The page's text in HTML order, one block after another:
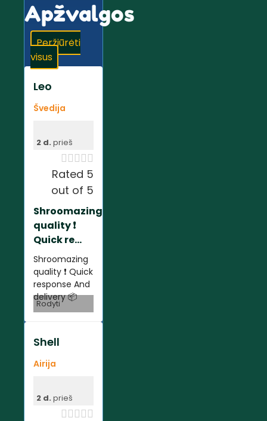
Apžvalgos
Peržiūrėti
visus
Leo
Švedija
2 d. prieš

Rated 5
out of 5
Shroomazing
quality ❗️
Quick re...
Shroomazing
quality ❗️ Quick
response And
delivery 📦
Rodyti
Shell
Airija
2 d. prieš
